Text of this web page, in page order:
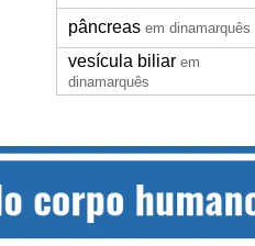
pâncreas em dinamarquês
vesícula biliar em
dinamarquês